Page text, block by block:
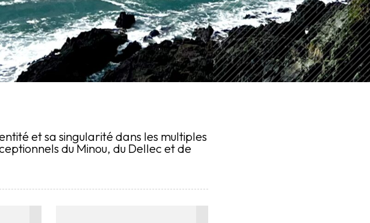
et sa singularité dans les multiples
du Minou, du Dellec et de